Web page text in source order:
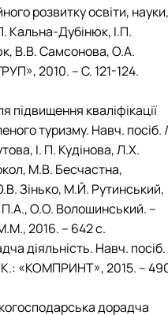
розвитку освіти, науки,
Кальна-Дубінюк, І.П.
В.В. Самсонова, О.А.
2010. – С. 121-124.
підвищення кваліфікації
туризму. Навч. посіб. /
І. П. Кудінова, Л.Х.
М.В. Бесчастна,
Зінько, М.Й. Рутинський,
П.А., О.О. Волошинський. –
2016. – 642 с.
діяльність. Навч.
К.: «КОМПРИНТ», 2015. –
дорадча